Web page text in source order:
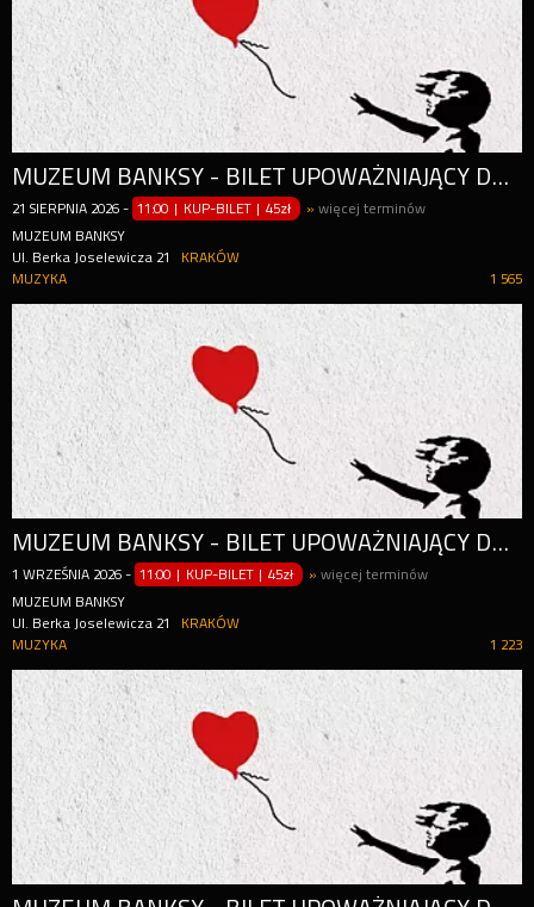
MUZEUM BANKSY - BILET UPOWAŻNIAJĄCY DO WEJŚCIA W CIĄGU CAŁEGO DNIA (OD GODZ. 11:00)
21 SIERPNIA 2026 - 11:00 | KUP-BILET |45zł »więcej terminów
MUZEUM BANKSY
Ul. Berka Joselewicza 21
KRAKÓW
1 565
MUZYKA
MUZEUM BANKSY - BILET UPOWAŻNIAJĄCY DO WEJŚCIA W CIĄGU CAŁEGO DNIA (OD GODZ. 11:00)
1 WRZEŚNIA 2026 - 11:00 | KUP-BILET |45zł »więcej terminów
MUZEUM BANKSY
Ul. Berka Joselewicza 21
KRAKÓW
1 223
MUZYKA